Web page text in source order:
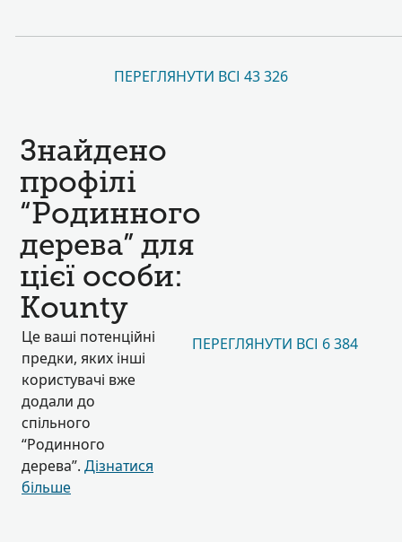
ПЕРЕГЛЯНУТИ ВСІ 43 326
Знайдено
профілі
“Родинного
дерева” для
цієї особи:
Kounty
Це ваші потенційні
предки, яких інші
користувачі вже
додали до
спільного
“Родинного
дерева”. Дізнатися
більше
ПЕРЕГЛЯНУТИ ВСІ 6 384